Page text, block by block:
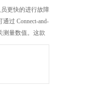
员更快的进行故障
过 Connect-and-
测量数值。这款